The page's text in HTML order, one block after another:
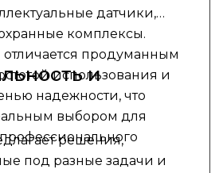
датчики,
комплексы.
продуманным
использования и
надежности, что
выбором для
и
решения,
под разные задачи и